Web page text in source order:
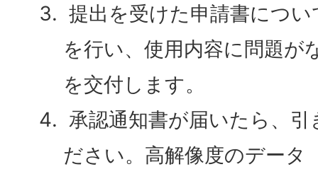
提出を受けた申請書につ
を行い、使用内容に問題が
を交付します。
承認通知書が届いたら、
ださい。高解像度のデータ